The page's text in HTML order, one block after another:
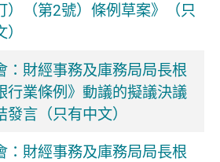
）（第2號）條例草案》（只
：財經事務及庫務局局長根
行業條例》動議的擬議決議
發言（只有中文）
：財經事務及庫務局局長根